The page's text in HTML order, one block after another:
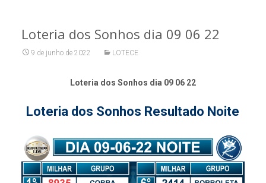
Loteria dos Sonhos dia 09 06 22
9 de junho de 2022 LOTECE
Loteria dos Sonhos dia 09 06 22
Loteria dos Sonhos Resultado Noite